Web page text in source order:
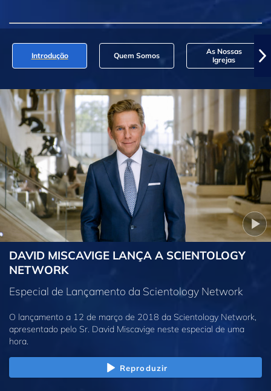
Introdução Quem Somos
As Nossas
Igrejas
DAVID MISCAVIGE LANÇA A SCIENTOLOGY
NETWORK
Especial de Lançamento da Scientology Network
O lançamento a 12 de março de 2018 da Scientology Network,
apresentado pelo Sr. David Miscavige neste especial de uma
hora.
Reproduzir